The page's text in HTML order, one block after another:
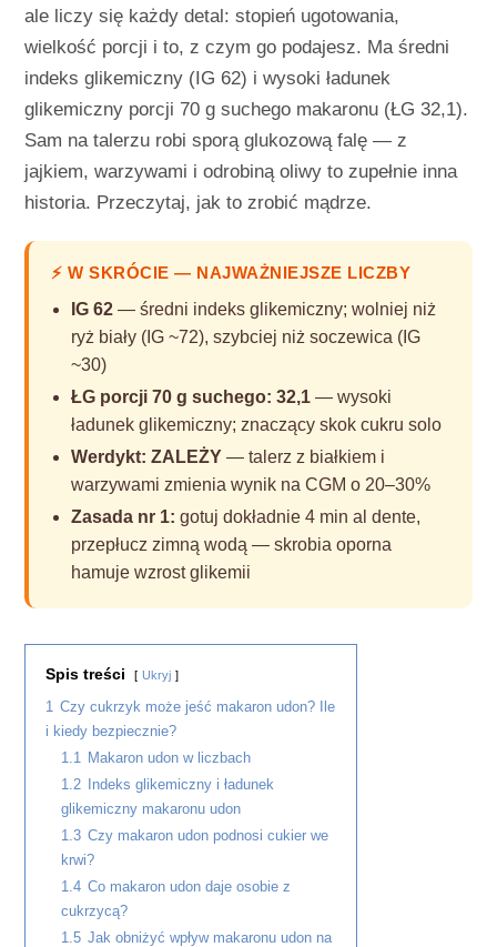
ale liczy się każdy detal: stopień ugotowania,
wielkość porcji i to, z czym go podajesz. Ma średni
indeks glikemiczny (IG 62) i wysoki ładunek
glikemiczny porcji 70 g suchego makaronu (ŁG 32,1).
Sam na talerzu robi sporą glukozową falę — z
jajkiem, warzywami i odrobiną oliwy to zupełnie inna
historia. Przeczytaj, jak to zrobić mądrze.
⚡ W SKRÓCIE — NAJWAŻNIEJSZE LICZBY
IG 62 — średni indeks glikemiczny; wolniej niż
ryż biały (IG ~72), szybciej niż soczewica (IG
~30)
ŁG porcji 70 g suchego: 32,1 — wysoki
ładunek glikemiczny; znaczący skok cukru solo
Werdykt: ZALEŻY — talerz z białkiem i
warzywami zmienia wynik na CGM o 20–30%
Zasada nr 1: gotuj dokładnie 4 min al dente,
przepłucz zimną wodą — skrobia oporna
hamuje wzrost glikemii
Spis treści Ukryj
1 Czy cukrzyk może jeść makaron udon? Ile
i kiedy bezpiecznie?
1.1 Makaron udon w liczbach
1.2
Indeks glikemiczny i ładunek
glikemiczny makaronu udon
1.3 Czy makaron udon podnosi cukier we
krwi?
1.4 Co makaron udon daje osobie z
cukrzycą?
1.5 Jak obniżyć wpływ makaronu udon na